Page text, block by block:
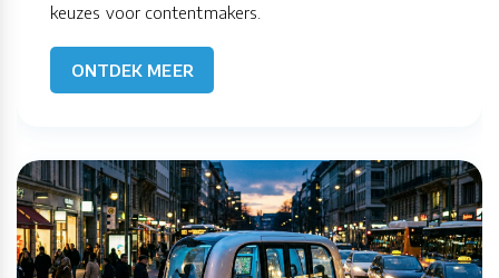
keuzes voor contentmakers.
ONTDEK MEER